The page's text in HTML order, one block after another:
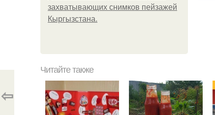
захватывающих снимков пейзажей
Кыргызстана.
⇦
Читайте также